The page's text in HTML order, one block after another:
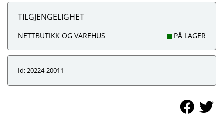
TILGJENGELIGHET
NETTBUTIKK OG VAREHUS PÅ LAGER
Id: 20224-20011